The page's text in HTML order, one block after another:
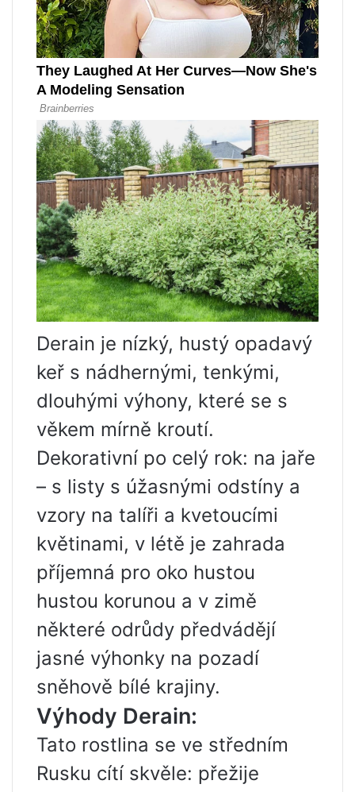
Derain je nízký, hustý opadavý
keř s nádhernými, tenkými,
dlouhými výhony, které se s
věkem mírně kroutí.
Dekorativní po celý rok: na jaře
– s listy s úžasnými odstíny a
vzory na talíři a kvetoucími
květinami, v létě je zahrada
příjemná pro oko hustou
hustou korunou a v zimě
některé odrůdy předvádějí
jasné výhonky na pozadí
sněhově bílé krajiny.
Výhody Derain:
Tato rostlina se ve středním
Rusku cítí skvěle: přežije